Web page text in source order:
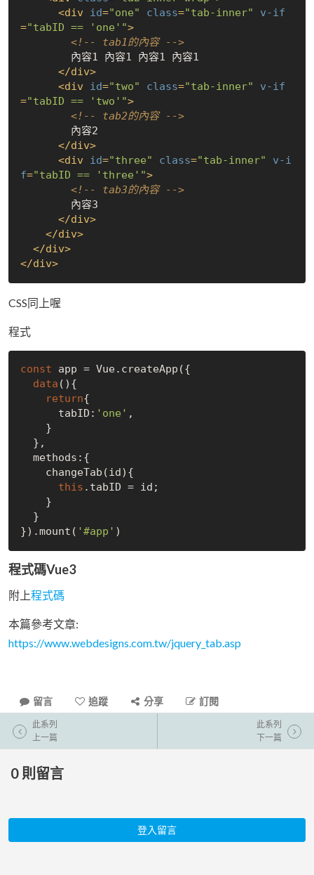
<div id="one" class="tab-inner"
v-if
="tabID == 'one'">
<!-- tab1的內容 -->
</div>
<div id="two" class="tab-inner"
v-if
="tabID == 'two'">
<!-- tab2的內容 -->
</div>
<div id="three" class="tab-inner"
v-i
f="tabID == 'three'">
<!-- tab3的內容 -->
</div>
</div>
</div>
</div>
CSS同上喔
程式
const app = Vue.createApp({
data (){
return{
      tabID:
'one' ,
this .tabID = id;
}).mount( '#app'
程式碼Vue3
附上程式碼
本篇參考文章:
https://www.webdesigns.com.tw/jquery_tab.asp
留言 追蹤 分享 訂閱
此系列
上一篇
此系列
下一篇
0 則留言
登入留言